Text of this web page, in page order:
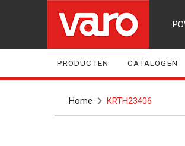
PRODUCTEN CATALOGEN
Home KRTH23406